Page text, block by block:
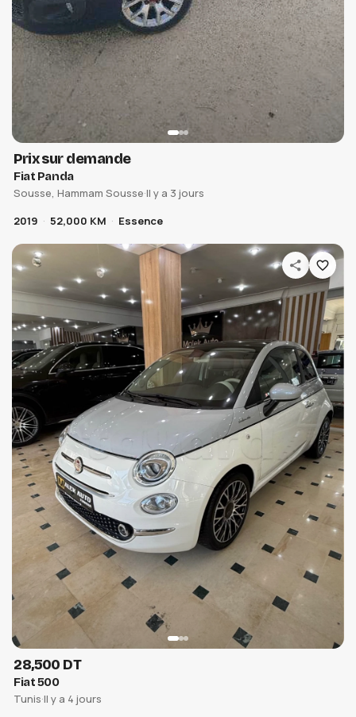
Prix sur demande
Fiat Panda
Sousse, Hammam Sousse·Il y a 3 jours
2019
52,000 KM Essence
28,500 DT
Fiat 500
Tunis·Il y a 4 jours